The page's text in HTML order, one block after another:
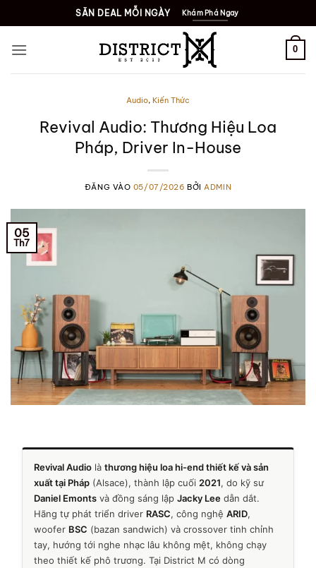
qua
nội
SĂN DEAL MỖI NGÀY Khám Phá Ngay
0
Audio, Kiến Thức
Revival Audio: Thương Hiệu Loa
Pháp, Driver In-House
ĐĂNG VÀO 05/07/2026 BỞI ADMIN
05
Th7
Revival Audio là thương hiệu loa hi-end thiết kế và sản
xuất tại Pháp (Alsace), thành lập cuối 2021, do kỹ sư
Daniel Emonts và đồng sáng lập Jacky Lee dẫn dắt.
Hãng tự phát triển driver RASC, công nghệ ARID,
woofer BSC (bazan sandwich) và crossover tinh chỉnh
tay, hướng tới nghe nhạc lâu không mệt, không chạy
theo thiết kế phô trương. Tại District M có dòng